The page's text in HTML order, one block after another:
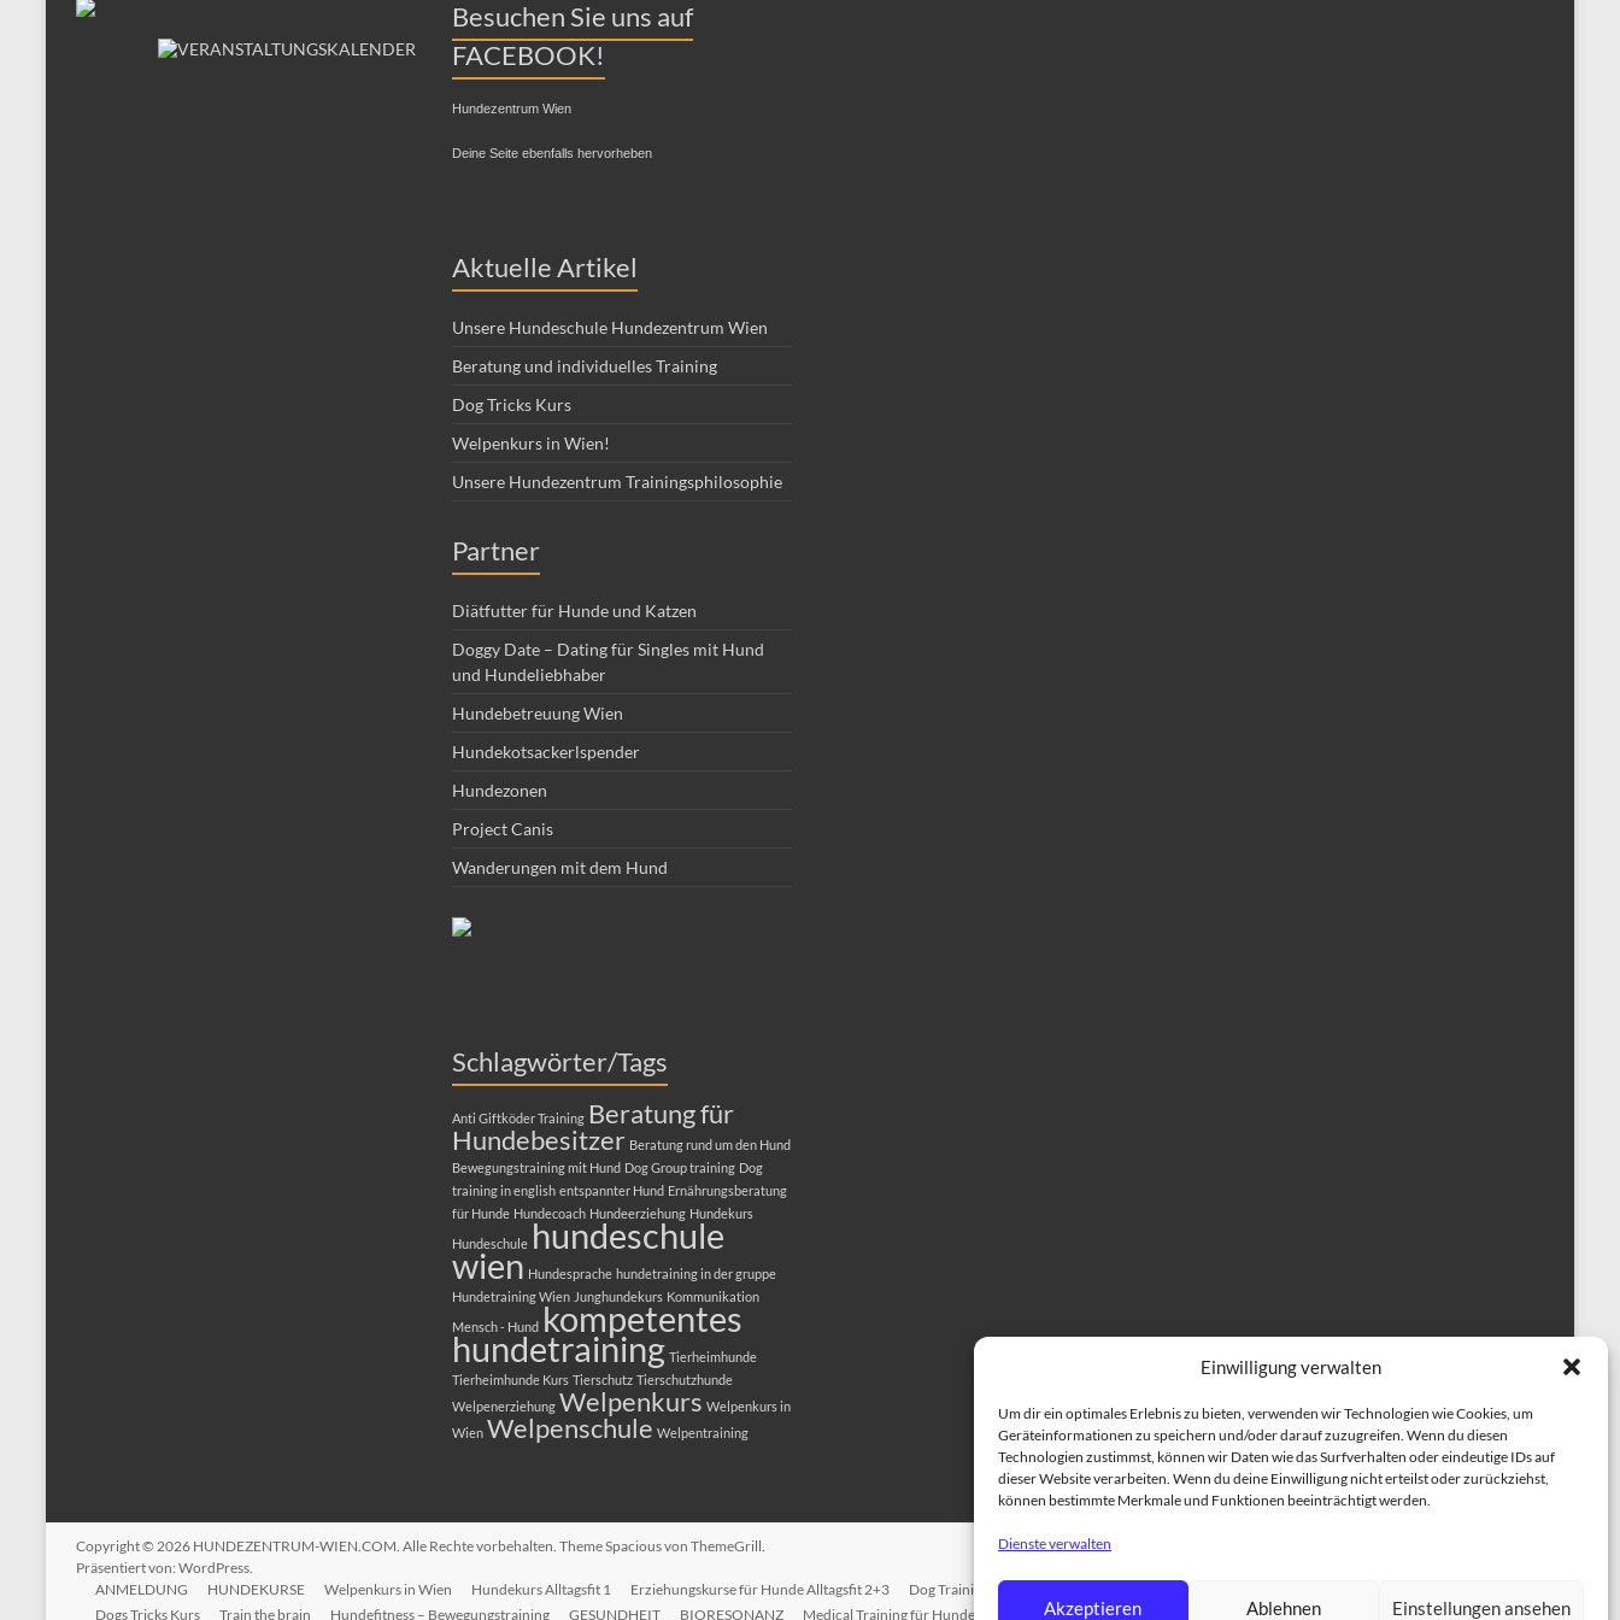
Einwilligung verwalten
Um dir ein optimales Erlebnis zu bieten, verwenden wir Technologien wie Cookies, um
Geräteinformationen zu speichern und/oder darauf zuzugreifen. Wenn du diesen
Technologien zustimmst, können wir Daten wie das Surfverhalten oder eindeutige IDs auf
dieser Website verarbeiten. Wenn du deine Einwilligung nicht erteilst oder zurückziehst,
können bestimmte Merkmale und Funktionen beeinträchtigt werden.
Dienste verwalten
Akzeptieren Ablehnen Einstellungen ansehen
Besuchen Sie uns auf
FACEBOOK!
Hundezentrum Wien
Deine Seite ebenfalls hervorheben
Aktuelle Artikel
Unsere Hundeschule Hundezentrum Wien
Beratung und individuelles Training
Dog Tricks Kurs
Welpenkurs in Wien!
Unsere Hundezentrum Trainingsphilosophie
Partner
Diätfutter für Hunde und Katzen
Doggy Date – Dating für Singles mit Hund
und Hundeliebhaber
Hundebetreuung Wien
Hundekotsackerlspender
Hundezonen
Project Canis
Wanderungen mit dem Hund
Schlagwörter/Tags
Anti Giftköder Training Beratung für
Hundebesitzer Beratung rund um den Hund
Bewegungstraining mit Hund Dog Group training Dog
training in english entspannter Hund Ernährungsberatung
für Hunde Hundecoach Hundeerziehung Hundekurs
Hundeschule hundeschule
wien Hundesprache hundetraining in der gruppe
Hundetraining Wien Junghundekurs Kommunikation
Mensch - Hund kompetentes
hundetraining Tierheimhunde
Tierheimhunde Kurs Tierschutz Tierschutzhunde
Welpenerziehung Welpenkurs Welpenkurs in
Wien Welpenschule Welpentraining
Copyright © 2026 HUNDEZENTRUM-WIEN.COM. Alle Rechte vorbehalten. ThemeSpaciousvon ThemeGrill.
Präsentiert von: WordPress.
ANMELDUNG
HUNDEKURSE Welpenkurs in Wien Hundekurs Alltagsfit 1 Erziehungskurse für Hunde Alltagsfit 2+3 Dog Training in English Therapiehundeausbildung
Dogs Tricks Kurs
Train the brain Hundefitness – Bewegungstraining GESUNDHEIT BIORESONANZ Medical Training für Hunde EINZELTRAINING Einzeltraining für Hunde ÜBER UNS TRAINER TEAM